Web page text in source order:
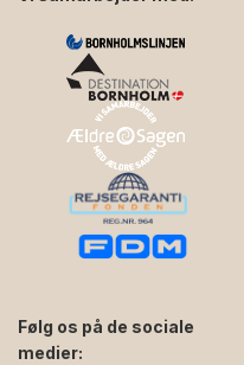
Følg os på de sociale
medier: